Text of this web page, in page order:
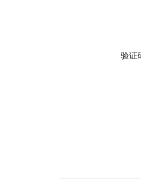
验证